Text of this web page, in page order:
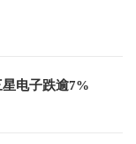
电子跌逾7%